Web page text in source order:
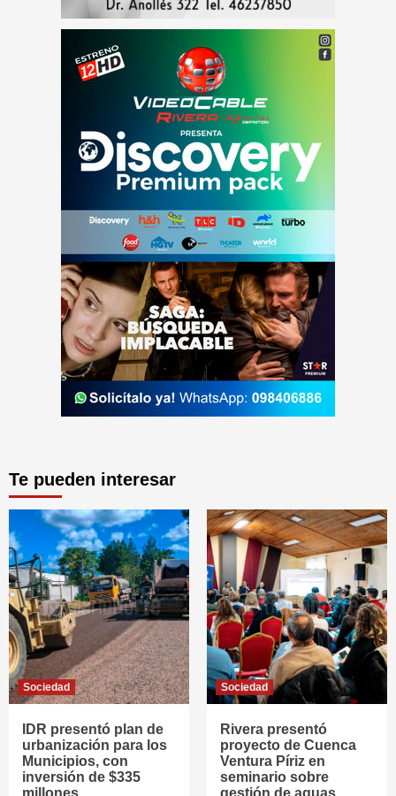
Te pueden interesar
Sociedad
IDR presentó plan de
urbanización para los
Municipios, con
inversión de $335
millones
Sociedad
Rivera presentó
proyecto de Cuenca
Ventura Píriz en
seminario sobre
gestión de aguas